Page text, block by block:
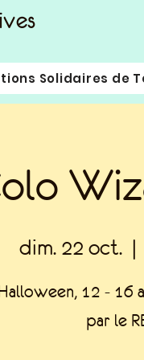
Solidaires de
dim. 22 oct.
  |
12 - 16
par le